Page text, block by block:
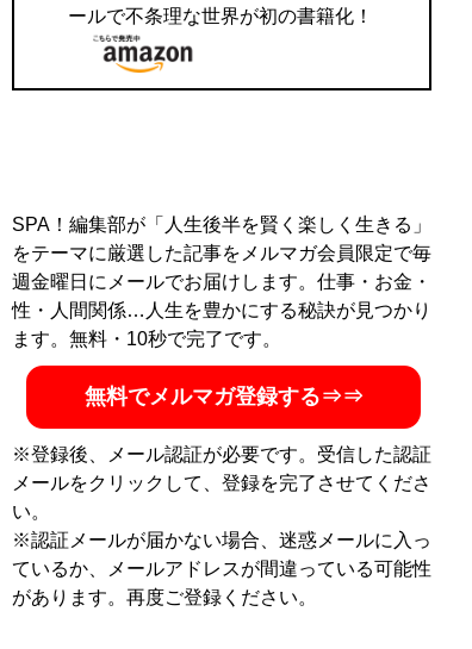
ールで不条理な世界が初の書籍化！
SPA！編集部が「人生後半を賢く楽しく生きる」
をテーマに厳選した記事をメルマガ会員限定で毎
週金曜日にメールでお届けします。仕事・お金・
性・人間関係…人生を豊かにする秘訣が見つかり
ます。無料・10秒で完了です。
無料でメルマガ登録する⇒⇒
※登録後、メール認証が必要です。受信した認証
メールをクリックして、登録を完了させてくださ
い。
※認証メールが届かない場合、迷惑メールに入っ
ているか、メールアドレスが間違っている可能性
があります。再度ご登録ください。